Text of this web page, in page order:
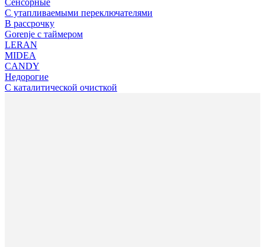
С утапливаемыми переключателями
В рассрочку
Gorenje с таймером
LERAN
MIDEA
CANDY
Недорогие
С каталитической очисткой